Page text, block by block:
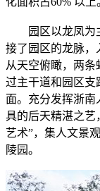
园区以龙凤
接了园区的龙脉，
从天空俯瞰，两
过主干道和园区支
面。充分发挥浙南
具的后天精湛之艺
艺术”，集人文景
陵园。